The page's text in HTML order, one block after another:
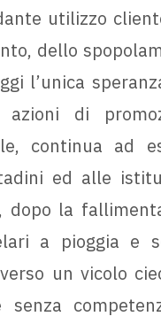
utilizzo
dello
l’unica
di
continua ad
ed alle
dopo la
a pioggia e
un vicolo